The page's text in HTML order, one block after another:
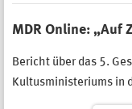
MDR Online: „Auf
Bericht über das 5.
Kultusministeriums in